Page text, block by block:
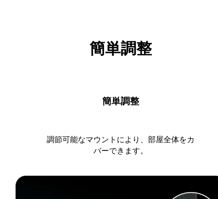
簡単調整
簡単調整
調節可能なマウントにより、部屋全体をカ
バーできます。